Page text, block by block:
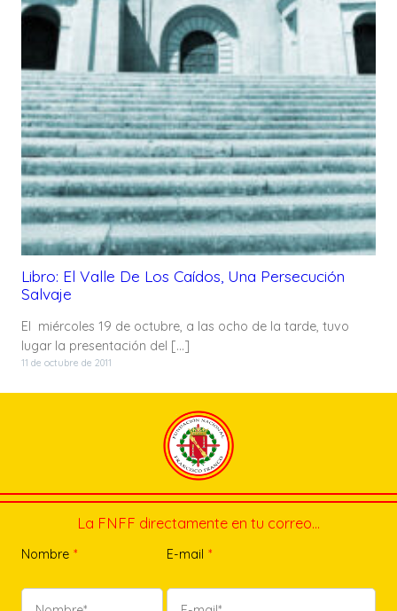
Libro: El Valle De Los Caídos, Una Persecución
Salvaje
El miércoles 19 de octubre, a las ocho de la tarde, tuvo
lugar la presentación del […]
11 de octubre de 2011
La FNFF directamente en tu correo…
Nombre * E-mail *